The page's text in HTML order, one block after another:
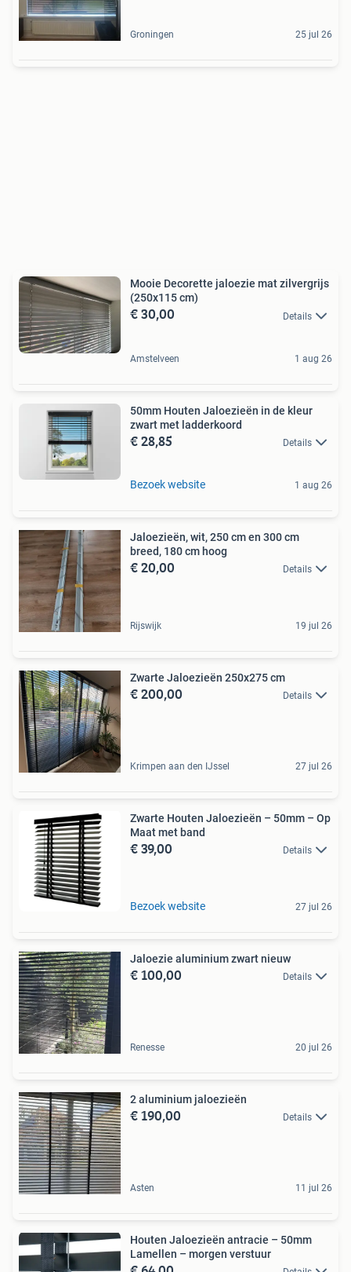
Groningen 25 jul 26
Mooie Decorette jaloezie mat zilvergrijs
(250x115 cm)
€ 30,00 Details
Amstelveen 1 aug 26
50mm Houten Jaloezieën in de kleur
zwart met ladderkoord
€ 28,85 Details
Bezoek website 1 aug 26
Jaloezieën, wit, 250 cm en 300 cm
breed, 180 cm hoog
€ 20,00 Details
Rijswijk 19 jul 26
Zwarte Jaloezieën 250x275 cm
€ 200,00 Details
Krimpen aan den IJssel 27 jul 26
Zwarte Houten Jaloezieën – 50mm – Op
Maat met band
€ 39,00 Details
Bezoek website 27 jul 26
Jaloezie aluminium zwart nieuw
€ 100,00 Details
Renesse 20 jul 26
2 aluminium jaloezieën
€ 190,00 Details
Asten 11 jul 26
Houten Jaloezieën antracie – 50mm
Lamellen – morgen verstuur